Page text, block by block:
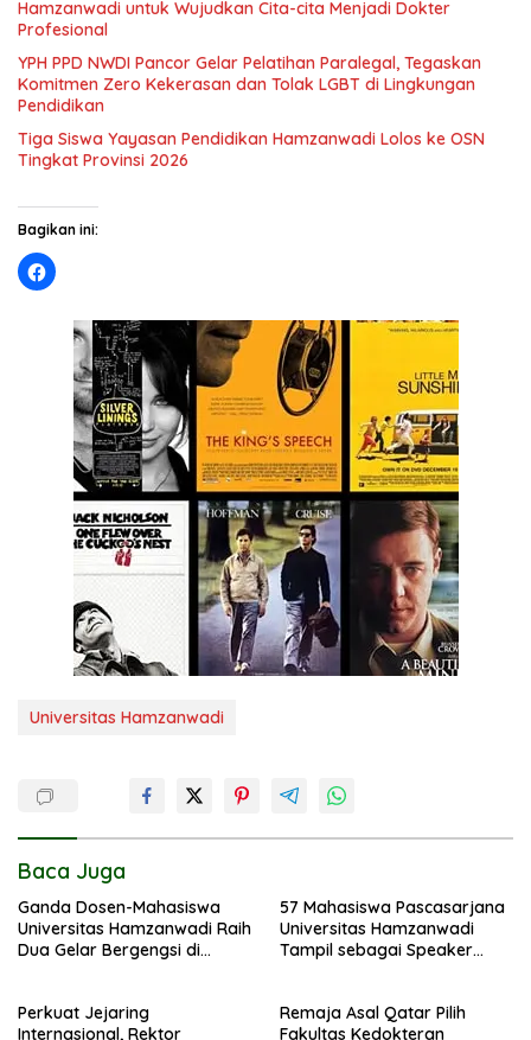
Hamzanwadi untuk Wujudkan Cita-cita Menjadi Dokter
Profesional
YPH PPD NWDI Pancor Gelar Pelatihan Paralegal, Tegaskan
Komitmen Zero Kekerasan dan Tolak LGBT di Lingkungan
Pendidikan
Tiga Siswa Yayasan Pendidikan Hamzanwadi Lolos ke OSN
Tingkat Provinsi 2026
Bagikan ini:
Universitas Hamzanwadi
Baca Juga
Ganda Dosen-Mahasiswa
Universitas Hamzanwadi Raih
Dua Gelar Bergengsi di
57 Mahasiswa Pascasarjana
Universitas Hamzanwadi
Tampil sebagai Speaker
Perkuat Jejaring
Internasional, Rektor
Remaja Asal Qatar Pilih
Fakultas Kedokteran